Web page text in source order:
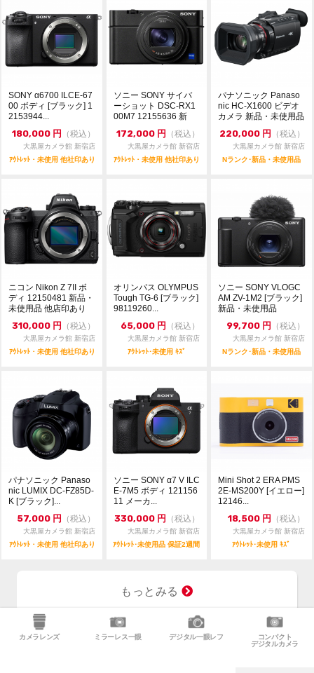
SONY α6700 ILCE-67
00 ボディ [ブラック] 1
2153944...
180,000 円 （税込）
大黒屋カメラ館 新宿店
ｱｳﾄﾚｯﾄ・未使用 他社印あり
ソニー SONY サイバ
ーショット DSC-RX1
00M7 12155636 新
172,000 円 （税込）
大黒屋カメラ館 新宿店
ｱｳﾄﾚｯﾄ・未使用 他社印あり
パナソニック Panaso
nic HC-X1600 ビデオ
カメラ 新品・未使用品
220,000 円 （税込）
大黒屋カメラ館 新宿店
Nランク･新品・未使用品
ニコン Nikon Z 7II ボ
ディ 12150481 新品・
未使用品 他店印あり
310,000 円 （税込）
大黒屋カメラ館 新宿店
ｱｳﾄﾚｯﾄ・未使用 他社印あり
オリンパス OLYMPUS
Tough TG-6 [ブラック]
98119260...
65,000 円 （税込）
大黒屋カメラ館 新宿店
ｱｳﾄﾚｯﾄ･未使用 ｷｽﾞ
ソニー SONY VLOGC
AM ZV-1M2 [ブラック]
新品・未使用品
99,700 円 （税込）
大黒屋カメラ館 新宿店
Nランク･新品・未使用品
パナソニック Panaso
nic LUMIX DC-FZ85D-
K [ブラック]...
57,000 円 （税込）
大黒屋カメラ館 新宿店
ｱｳﾄﾚｯﾄ・未使用 他社印あり
ソニー SONY α7 V ILC
E-7M5 ボディ 121156
11 メーカ...
330,000 円 （税込）
大黒屋カメラ館 新宿店
ｱｳﾄﾚｯﾄ･未使用品 保証2週間
Mini Shot 2 ERA PMS
2E-MS200Y [イエロー]
12146...
18,500 円 （税込）
大黒屋カメラ館 新宿店
ｱｳﾄﾚｯﾄ･未使用 ｷｽﾞ
もっとみる
カメラレンズ ミラーレス一眼 デジタル一眼レフ
コンパクト
デジタルカメラ